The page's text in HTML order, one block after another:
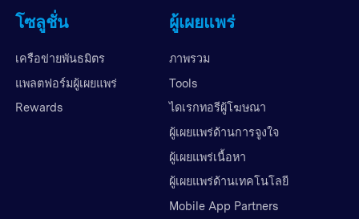
โซลูชั่น
เครือข่ายพันธมิตร
แพลตฟอร์มผู้เผยแพร่
Rewards
ผู้เผยแพร่
ภาพรวม
Tools
ไดเรกทอรีผู้โฆษณา
ผู้เผยแพร่ด้านการจูงใจ
ผู้เผยแพร่เนื้อหา
ผู้เผยแพร่ด้านเทคโนโลยี
Mobile App Partners